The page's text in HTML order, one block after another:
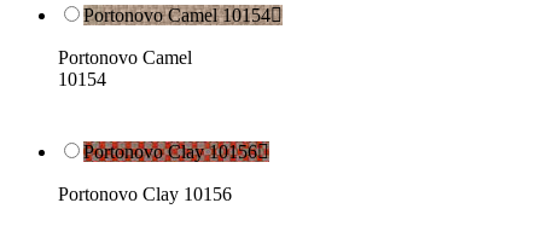
Portonovo Camel 10154
Portonovo Camel
10154
Portonovo Clay 10156
Portonovo Clay 10156